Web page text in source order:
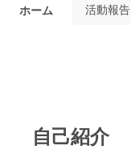
ホーム 活動報告
自己紹介